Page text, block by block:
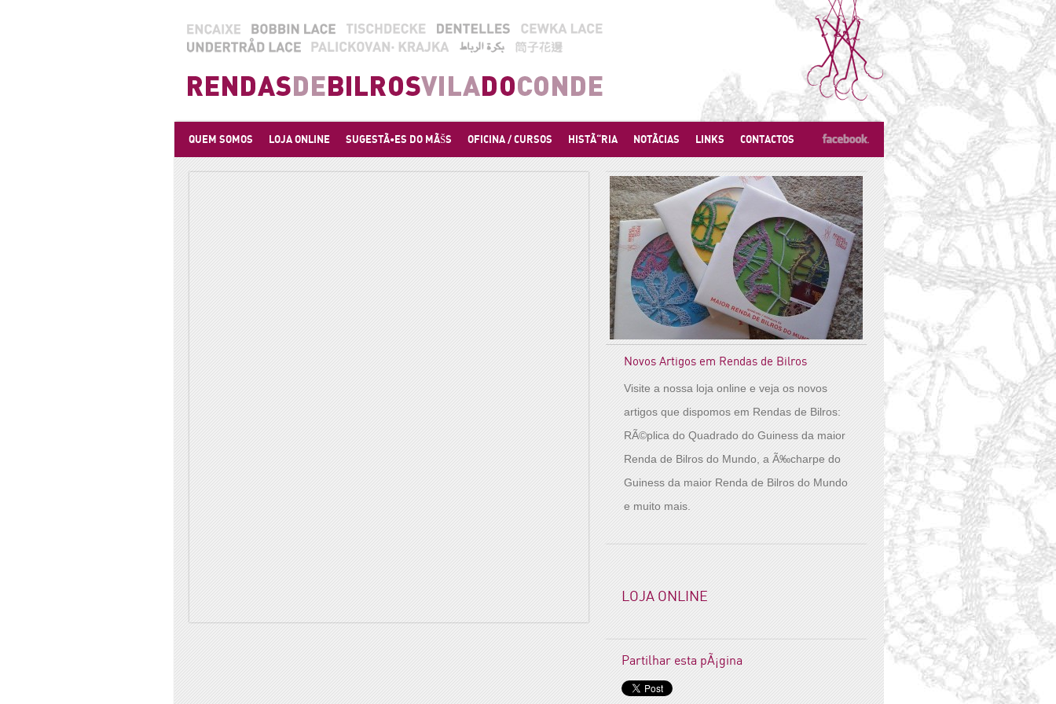
QUEM SOMOS LOJA ONLINE SUGESTÃ•ES DO MÃŠS OFICINA / CURSOS HISTÃ“RIA NOTÃCIAS LINKS CONTACTOS
Novos Artigos em Rendas de Bilros
Visite a nossa loja online e veja os novos
artigos que dispomos em Rendas de Bilros:
RÃ©plica do Quadrado do Guiness da maior
Renda de Bilros do Mundo, a Ã‰charpe do
Guiness da maior Renda de Bilros do Mundo
e muito mais.
LOJA ONLINE
Partilhar esta pÃ¡gina